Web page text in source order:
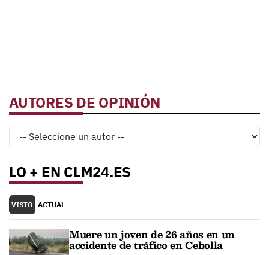
AUTORES DE OPINIÓN
LO + EN CLM24.ES
VISTO ACTUAL
Muere un joven de 26 años en un
accidente de tráfico en Cebolla